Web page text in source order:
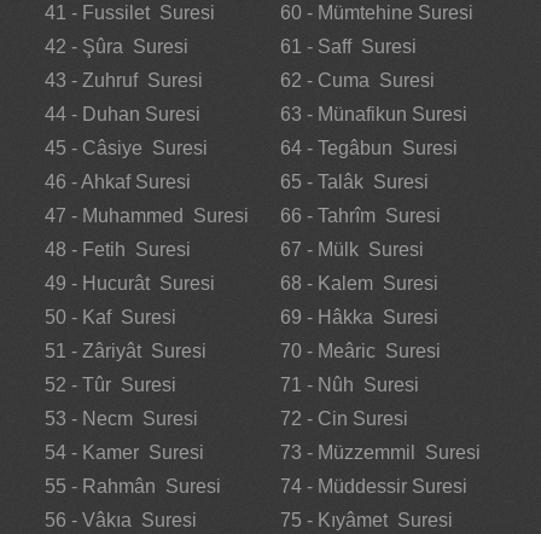
41 - Fussilet Suresi
42 - Şûra Suresi
43 - Zuhruf Suresi
44 - Duhan Suresi
45 - Câsiye Suresi
46 - Ahkaf Suresi
47 - Muhammed Suresi
48 - Fetih Suresi
49 - Hucurât Suresi
50 - Kaf Suresi
51 - Zâriyât Suresi
52 - Tûr Suresi
53 - Necm Suresi
54 - Kamer Suresi
55 - Rahmân Suresi
56 - Vâkıa Suresi
60 - Mümtehine Suresi
61 - Saff Suresi
62 - Cuma Suresi
63 - Münafikun Suresi
64 - Tegâbun Suresi
65 - Talâk Suresi
66 - Tahrîm Suresi
67 - Mülk Suresi
68 - Kalem Suresi
69 - Hâkka Suresi
70 - Meâric Suresi
71 - Nûh Suresi
72 - Cin Suresi
73 - Müzzemmil Suresi
74 - Müddessir Suresi
75 - Kıyâmet Suresi